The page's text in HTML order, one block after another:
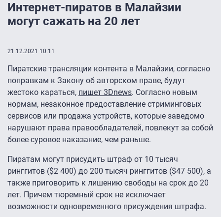
Интернет-пиратов в Малайзии
могут сажать на 20 лет
21.12.2021 10:11
Пиратские трансляции контента в Малайзии, согласно
поправкам к Закону об авторском праве, будут
жестоко караться, пишет 3Dnews. Согласно новым
нормам, незаконное предоставление стриминговых
сервисов или продажа устройств, которые заведомо
нарушают права правообладателей, повлекут за собой
более суровое наказание, чем раньше.
Пиратам могут присудить штраф от 10 тысяч
ринггитов ($2 400) до 200 тысяч ринггитов ($47 500), а
также приговорить к лишению свободы на срок до 20
лет. Причем тюремный срок не исключает
возможности одновременного присуждения штрафа.